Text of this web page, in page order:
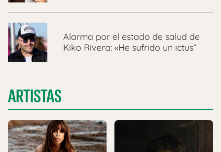
Alarma por el estado de salud de
Kiko Rivera: «He sufrido un ictus”
ARTISTAS